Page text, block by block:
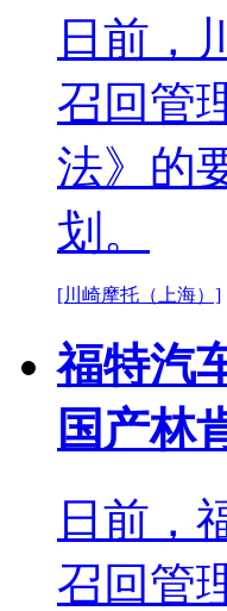
日前，
召回管
法》的
划。
[川崎摩托（上海）]
福特汽
国产林
日前，
召回管